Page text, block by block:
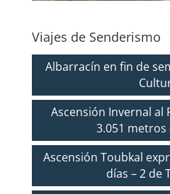
Viajes de Senderismo
Albarracín en fin de
Ascensión Invernal al
3.051
Ascensión Toubkal
días – 2 de